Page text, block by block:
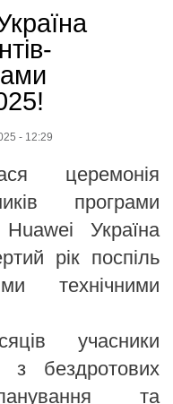
- 12:29
церемонія
програми
Україна
рік поспіль
технічними
учасники
з бездротових
та